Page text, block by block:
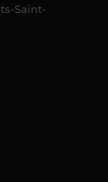
Saint-